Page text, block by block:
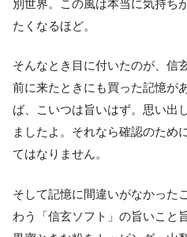
別世界。この風は本当に気持ち
たくなるほど。
そんなとき目に付いたのが、信
前に来たときにも買った記憶が
ば、こいつは旨いはず。思い出
ましたよ。それなら確認のため
てはなりません。
そして記憶に間違いがなかった
わう「信玄ソフト」の旨いこと